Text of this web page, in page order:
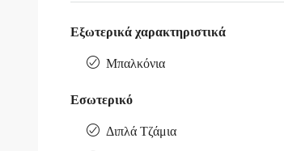
Εξωτερικά χαρακτηριστικά
Μπαλκόνια
Εσωτερικό
Διπλά Τζάμια